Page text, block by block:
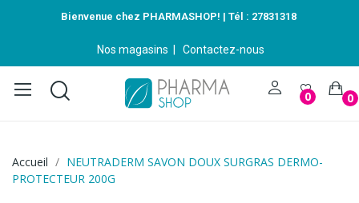
Bienvenue chez PHARMASHOP! | Tél : 27831318
Nos magasins Contactez-nous
0 0
Accueil
NEUTRADERM SAVON DOUX SURGRAS DERMO-
PROTECTEUR 200G